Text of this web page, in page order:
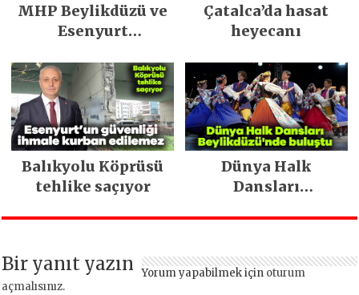
MHP Beylikdüzü ve
Esenyurt
kongre heyecanı!
Çatalca’da hasat
heyecanı
Balıkyolu Köprüsü
tehlike saçıyor
Dünya Halk
Dansları
Bir yanıt yazın Yorum yapabilmek için oturum
açmalısınız.